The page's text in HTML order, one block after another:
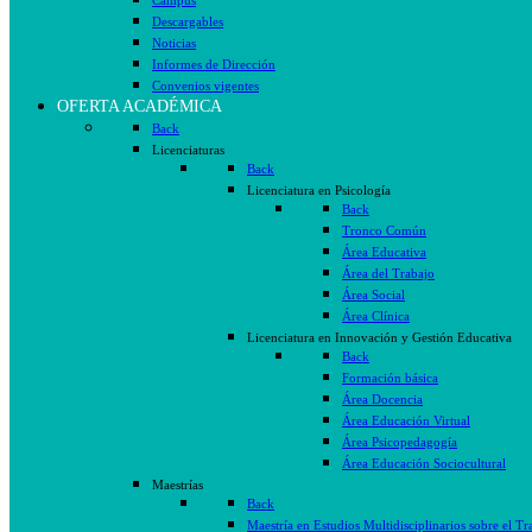
Descargables
Noticias
Informes de Dirección
Convenios vigentes
OFERTA ACADÉMICA
Back
Licenciaturas
Back
Licenciatura en Psicología
Back
Tronco Común
Área Educativa
Área del Trabajo
Área Social
Área Clínica
Licenciatura en Innovación y Gestión Educativa
Back
Formación básica
Área Docencia
Área Educación Virtual
Área Psicopedagogía
Área Educación Sociocultural
Maestrías
Back
Maestría en Estudios Multidisciplinarios sobre el